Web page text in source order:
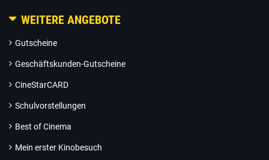
WEITERE ANGEBOTE
Gutscheine
Geschäftskunden-Gutscheine
CineStarCARD
Schulvorstellungen
Best of Cinema
Mein erster Kinobesuch